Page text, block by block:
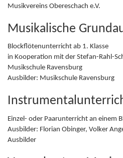
Musikvereins Obereschach e.V.
Musikalische
Blockflötenunterricht ab 1. Klasse
in Kooperation mit der Stefan-Rahl-
Musikschule Ravensburg
Ausbilder: Musikschule Ravensburg
Einzel- oder Paarunterricht an einem
Ausbilder: Florian Obinger, Volker
Ausbilder